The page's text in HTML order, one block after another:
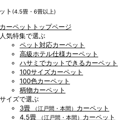
ト (4.5畳・6畳以上)
カーペットトップページ
人気特集で選ぶ
ペット対応カーペット
高級ホテル仕様カーペット
ハサミでカットできるカーペット
100サイズカーペット
100色カーペット
柄物カーペット
サイズで選ぶ
3畳
（江戸間・本間） カーペット
4.5畳
（江戸間・本間） カーペット